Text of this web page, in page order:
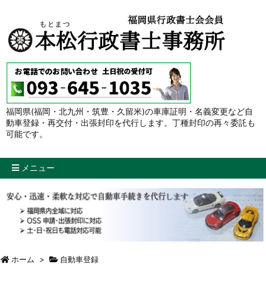
福岡県(福岡・北九州・筑豊・久留米)の車庫証明・名義変更など自
動車登録・再交付・出張封印を代行します。丁種封印の再々委託も
可能です。
メニュー
ホーム > 自動車登録